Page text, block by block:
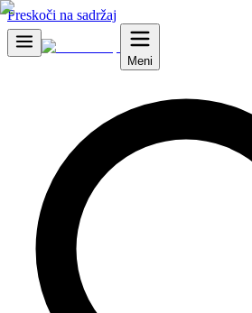
Preskoči na sadržaj
Meni